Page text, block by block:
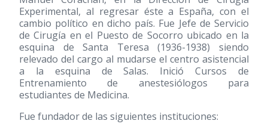
Experimental, al regresar éste a España, con el
cambio político en dicho país. Fue Jefe de Servicio
de Cirugía en el Puesto de Socorro ubicado en la
esquina de Santa Teresa(1936-1938) siendo
relevado del cargo al mudarse el centro asistencial
a la esquina de Salas. Inició Cursos de
Entrenamiento de anestesiólogos para
estudiantes de Medicina.
Fue fundador de las siguientes instituciones: